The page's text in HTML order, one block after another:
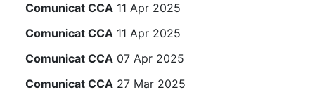
Comunicat CCA 11 Apr 2025
Comunicat CCA 11 Apr 2025
Comunicat CCA 07 Apr 2025
Comunicat CCA 27 Mar 2025